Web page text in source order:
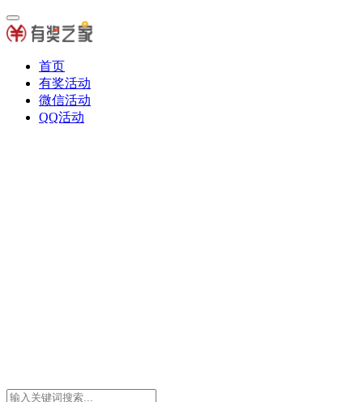
首页
有奖活动
微信活动
QQ活动